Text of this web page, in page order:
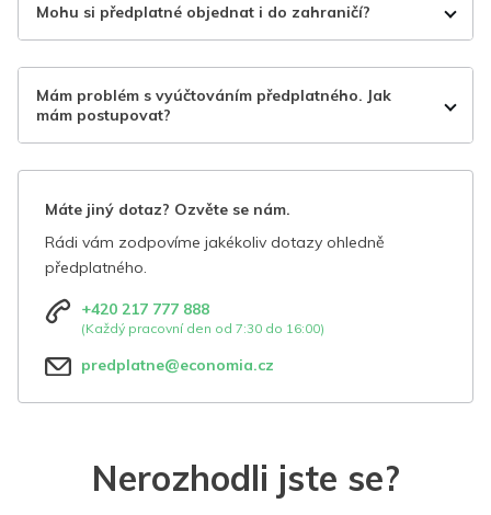
Mohu si předplatné objednat i do zahraničí?
Mám problém s vyúčtováním předplatného. Jak
mám postupovat?
Máte jiný dotaz? Ozvěte se nám.
Rádi vám zodpovíme jakékoliv dotazy ohledně
předplatného.
+420 217 777 888
(Každý pracovní den od 7:30 do 16:00)
predplatne@economia.cz
Nerozhodli jste se?